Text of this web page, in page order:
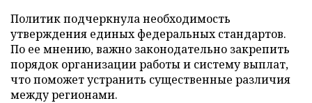
Политик подчеркнула необходимость
утверждения единых федеральных стандартов.
По ее мнению, важно законодательно закрепить
порядок организации работы и систему выплат,
что поможет устранить существенные различия
между регионами.